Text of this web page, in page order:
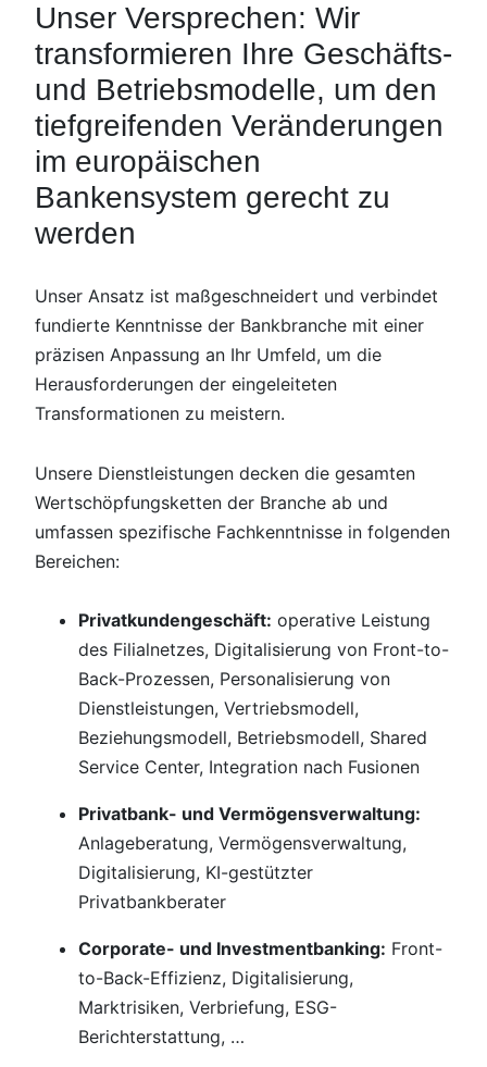
Unser Versprechen: Wir
transformieren Ihre Geschäfts-
und Betriebsmodelle, um den
tiefgreifenden Veränderungen
im europäischen
Bankensystem gerecht zu
werden
Unser Ansatz ist maßgeschneidert und verbindet
fundierte Kenntnisse der Bankbranche mit einer
präzisen Anpassung an Ihr Umfeld, um die
Herausforderungen der eingeleiteten
Transformationen zu meistern.
Unsere Dienstleistungen decken die gesamten
Wertschöpfungsketten der Branche ab und
umfassen spezifische Fachkenntnisse in folgenden
Bereichen:
Privatkundengeschäft: operative Leistung
des Filialnetzes, Digitalisierung von Front-to-
Back-Prozessen, Personalisierung von
Dienstleistungen, Vertriebsmodell,
Beziehungsmodell, Betriebsmodell, Shared
Service Center, Integration nach Fusionen
Privatbank- und Vermögensverwaltung:
Anlageberatung, Vermögensverwaltung,
Digitalisierung, KI-gestützter
Privatbankberater
Corporate- und Investmentbanking: Front-
to-Back-Effizienz, Digitalisierung,
Marktrisiken, Verbriefung, ESG-
Berichterstattung, …